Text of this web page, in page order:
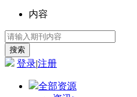
内容
登录|注册
全部资源